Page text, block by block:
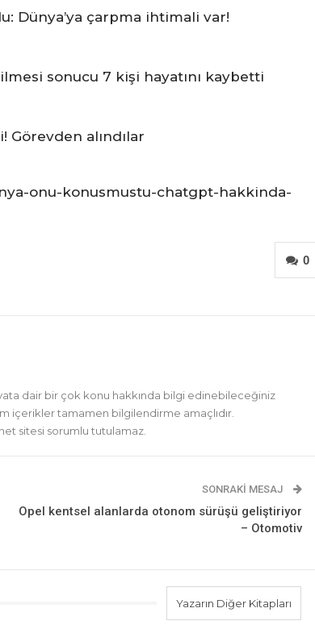
Dünya’ya çarpma ihtimali var!
sonucu 7 kişi hayatını kaybetti
Görevden alındılar
onu-konusmustu-chatgpt-hakkinda-
0
dair bir çok konu hakkında bilgi edinebileceğiniz
içerikler tamamen bilgilendirme amaçlıdır.
sitesi sorumlu tutulamaz.
SONRAKI MESAJ
Opel kentsel alanlarda otonom sürüşü geliştiriyor
– Otomotiv
Yazarın Diğer Kitapları